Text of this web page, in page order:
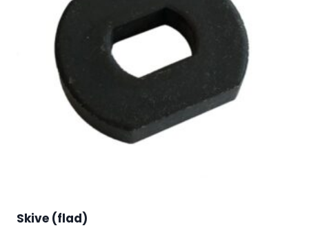
Skive (flad)